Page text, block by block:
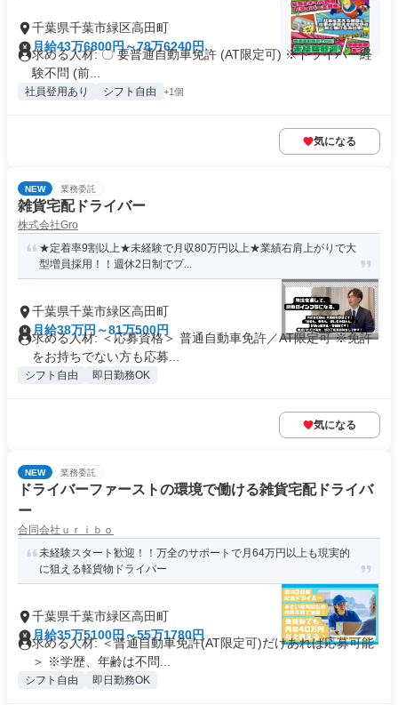
千葉県千葉市緑区高田町
月給43万6800円～78万6240円
求める人材: 〇 要普通自動車免許 (AT限定可) ※ドライバー経
験不問 (前...
社員登用あり シフト自由 +1個
気になる
NEW 業務委託
雑貨宅配ドライバー
株式会社Gro
★定着率9割以上★未経験で月収80万円以上★業績右肩上がりで大
型増員採用！！週休2日制でプ...
千葉県千葉市緑区高田町
月給38万円～81万500円
求める人材: ＜応募資格＞ 普通自動車免許／AT限定可 ※免許
をお持ちでない方も応募...
シフト自由 即日勤務OK
気になる
NEW 業務委託
ドライバーファーストの環境で働ける雑貨宅配ドライバ
ー
合同会社ｕｒｉｂｏ
未経験スタート歓迎！！万全のサポートで月64万円以上も現実的
に狙える軽貨物ドライバー
千葉県千葉市緑区高田町
月給35万5100円～55万1780円
求める人材: ＜普通自動車免許(AT限定可)だけあれば応募可能
＞ ※学歴、年齢は不問...
シフト自由 即日勤務OK